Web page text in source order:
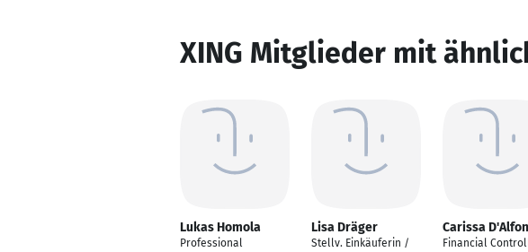
XING Mitglieder mit
Lukas Homola
Professional
Lisa Dräger
Stellv. Einkäuferin /
Carissa
Financial